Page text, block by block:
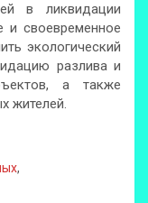
в ликвидации
и своевременное
экологический
разлива и
а также
жителей.
,